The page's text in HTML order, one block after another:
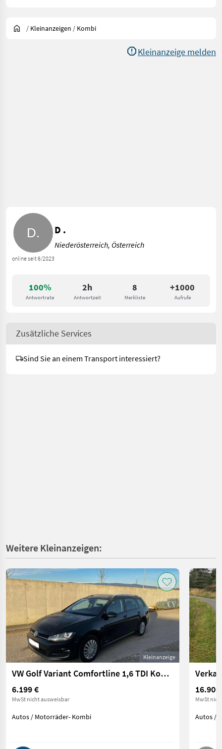
/ Kleinanzeigen / Kombi
Kleinanzeige melden
100%
Antwortrate
2h
Antwortzeit
8
Merkliste
+1000
Aufrufe
online seit 6/2023
D .
Niederösterreich, Österreich
Zusätzliche Services
Sind Sie an einem Transport interessiert?
Weitere Kleinanzeigen:
Kleinanzeige
VW Golf Variant Comfortline 1,6 TDI Kombi, Family Van (Golf Variant Comfortline 1,6 TDI)
6.199 €
MwSt nicht ausweisbar
Autos / Motorräder- Kombi
16.900
MwSt
Autos /